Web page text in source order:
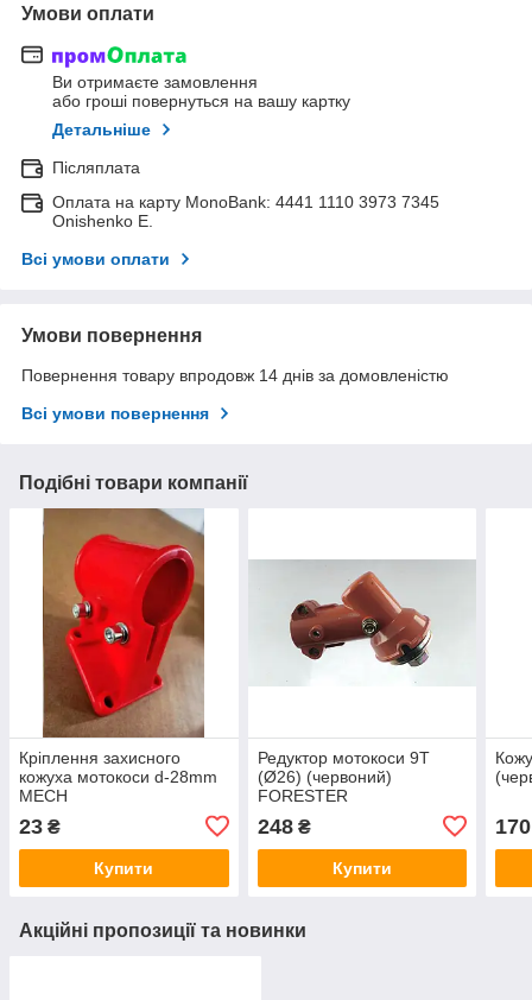
Умови оплати
Ви отримаєте замовлення
або гроші повернуться на вашу картку
Детальніше
Післяплата
Оплата на карту MonoBank: 4441 1110 3973 7345
Onishenko E.
Всі умови оплати
Умови повернення
Повернення товару впродовж 14 днів за домовленістю
Всі умови повернення
Подібні товари компанії
Кріплення захисного
кожуха мотокоси d-28mm
MECH
23 ₴
Купити
Редуктор мотокоси 9Т
(Ø26) (червоний)
FORESTER
248₴
Купити
170
Акційні пропозиції та новинки